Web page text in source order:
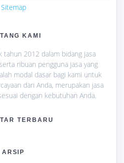
Sitemap
KAMI
tahun 2012 dalam bidang jasa
ribuan pengguna jasa yang
modal dasar bagi kami untuk
dari Anda, merupakan jasa
dengan kebutuhan Anda.
TERBARU
ARSIP